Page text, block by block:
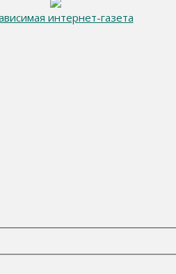
интернет-газета